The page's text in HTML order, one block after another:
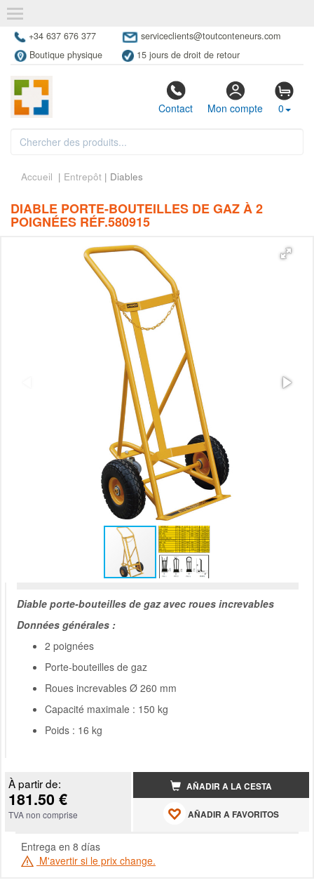
+34 637 676 377
serviceclients@toutconteneurs.com
Boutique physique
15 jours de droit de retour
Contact Mon compte 0
Accueil | Entrepôt | Diables
DIABLE PORTE-BOUTEILLES DE GAZ À 2
POIGNÉES RÉF.580915
Diable porte-bouteilles de gaz avec roues increvables
Données générales :
2 poignées
Porte-bouteilles de gaz
Roues increvables Ø 260 mm
Capacité maximale : 150 kg
Poids : 16 kg
À partir de:
181.50 €
TVA non comprise
AÑADIR A LA CESTA
AÑADIR A FAVORITOS
Entrega en 8 días
M'avertir si le prix change.